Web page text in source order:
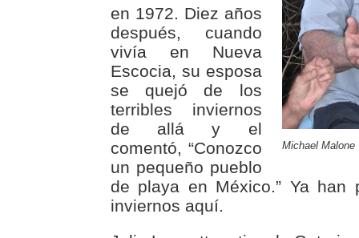
Michael Malone
en 1972. Diez años
después, cuando
vivía en Nueva
Escocia, su esposa
se quejó de los
terribles inviernos
de allá y el
comentó, “Conozco
un pequeño pueblo
de playa en México.” Ya han
inviernos aquí.